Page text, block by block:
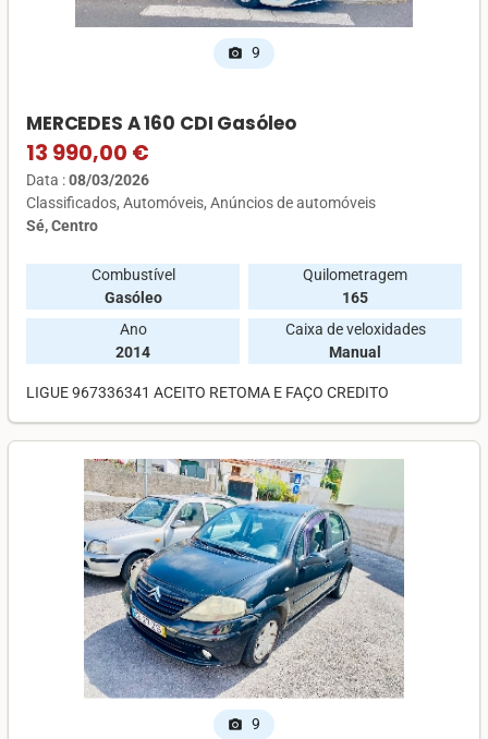
photo_camera 9
MERCEDES A 160 CDI Gasóleo
13 990,00 €
Data :08/03/2026
Classificados Automóveis Anúncios de automóveis
Sé, Centro
Combustível
Gasóleo
Quilometragem
165
Ano
2014
Caixa de veloxidades
Manual
LIGUE 967336341 ACEITO RETOMA E FAÇO CREDITO
photo_camera 9